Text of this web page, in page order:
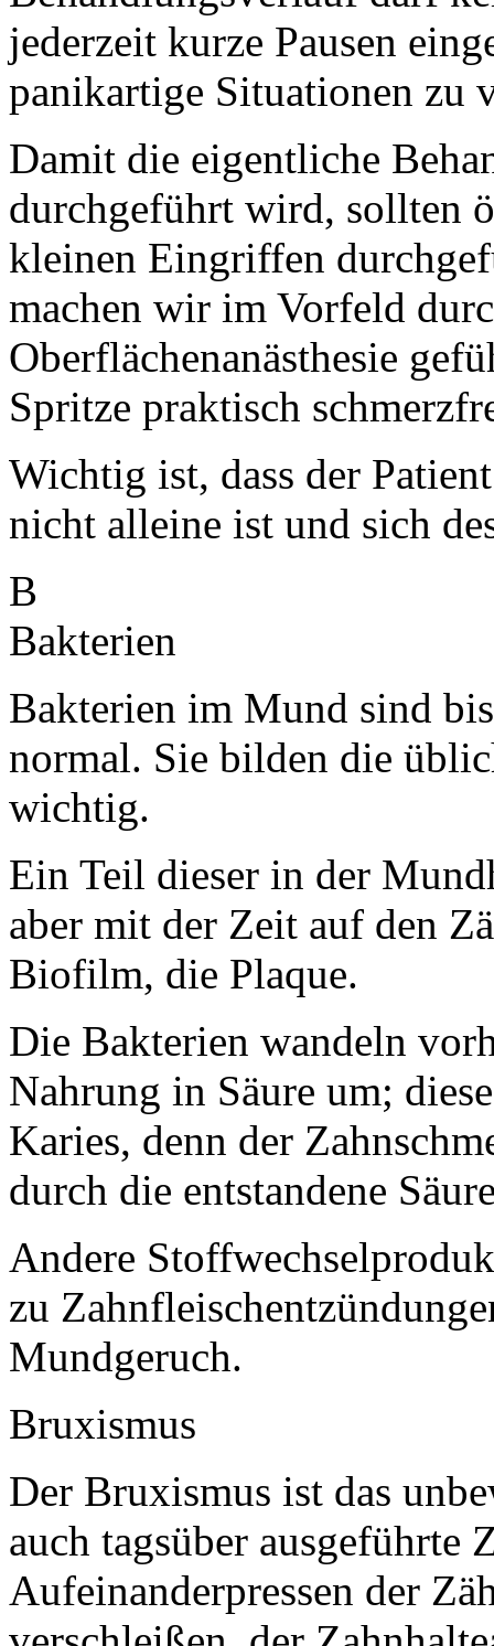
jederzeit kurze Pausen
panikartige Situationen zu
Damit die eigentliche
durchgeführt wird, sollten
kleinen Eingriffen
machen wir im Vorfeld
Oberflächenanästhesie
Spritze praktisch
Wichtig ist, dass der
nicht alleine ist und sich
B
Bakterien
Bakterien im Mund sind
normal. Sie bilden die
wichtig.
Ein Teil dieser in der
aber mit der Zeit auf den
Biofilm, die Plaque.
Die Bakterien wandeln
Nahrung in Säure um;
Karies, denn der
durch die entstandene
Andere
zu
Mundgeruch.
Bruxismus
Der Bruxismus ist das
auch tagsüber ausgeführte
Aufeinanderpressen der